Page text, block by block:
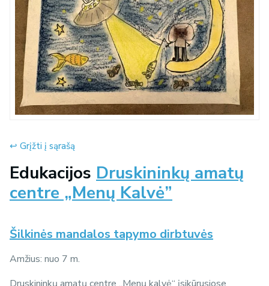
↩︎ Grįžti į sąrašą
Edukacijos Druskininkų amatų
centre „Menų Kalvė”
Šilkinės mandalos tapymo dirbtuvės
Amžius: nuo 7 m.